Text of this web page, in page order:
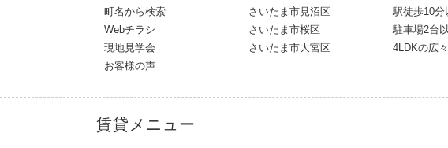
町名から検索
Webチラシ
現地見学会
お客様の声
さいたま市見沼区
さいたま市桜区
さいたま市大宮区
駅徒歩10分
駐車場2台
4LDKの広
賃貸メニュー